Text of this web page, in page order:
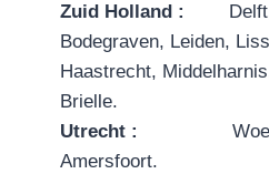
Zuid Holland :
Bodegraven, Leiden,
Haastrecht,
Brielle.
Utrecht :
Amersfoort.